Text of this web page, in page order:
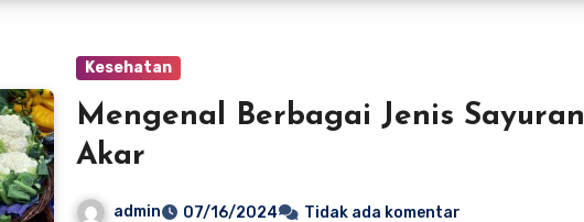
Kesehatan
Mengenal Berbagai Jenis Sayuran
Akar
admin 07/16/2024 Tidak ada komentar